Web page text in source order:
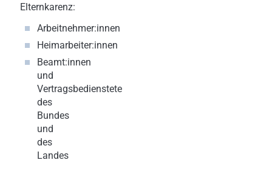
Elternkarenz:
Arbeitnehmer:innen
Heimarbeiter:innen
Beamt:innen
und
Vertragsbedienstete
des
Bundes
und
des
Landes